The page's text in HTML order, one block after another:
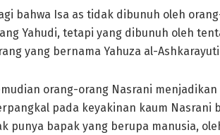
bahwa Isa as tidak dibunuh oleh
Yahudi, tetapi yang dibunuh oleh
yang bernama Yahuza al-
orang-orang Nasrani
pada keyakinan kaum Nasrani
punya bapak yang berupa manusia,